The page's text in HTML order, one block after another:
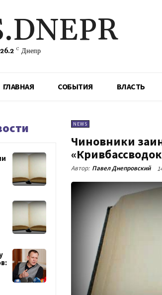
26.2 C Днепр
ГЛАВНАЯ СОБЫТИЯ ВЛАСТЬ
NEWS
Чиновники
Автор: Павел Днепровский